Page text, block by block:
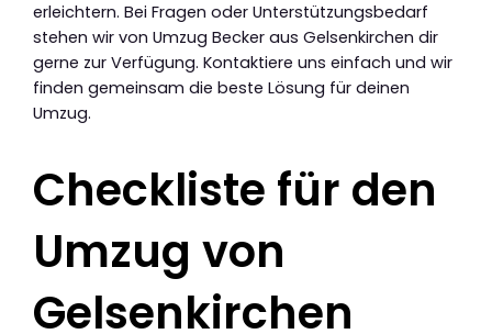
erleichtern. Bei Fragen oder Unterstützungsbedarf
stehen wir von Umzug Becker aus Gelsenkirchen dir
gerne zur Verfügung. Kontaktiere uns einfach und wir
finden gemeinsam die beste Lösung für deinen
Umzug.
Checkliste für den
Umzug von
Gelsenkirchen